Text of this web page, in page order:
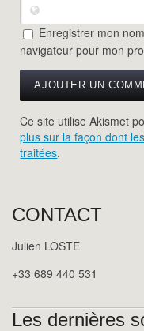
Enregistrer mon
navigateur pour mon
Ce site utilise Akismet
plus sur la façon dont
traitées.
CONTACT
Julien LOSTE
+33 689 440 531
Les dernières